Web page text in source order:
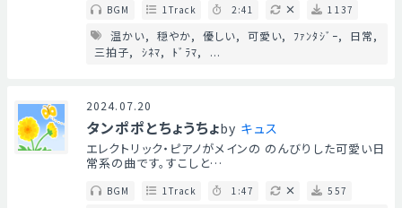
BGM 1Track 2:41 1137
温かい 穏やか 優しい 可愛い ﾌｧﾝﾀｼﾞｰ
日常
三拍子
ｼﾈﾏ ﾄﾞﾗﾏ ...
2024.07.20
タンポポとちょうちょby キュス
エレクトリック・ピアノがメインの のんびりした可愛い日
常系の曲です。すこしと…
BGM 1Track 1:47 557